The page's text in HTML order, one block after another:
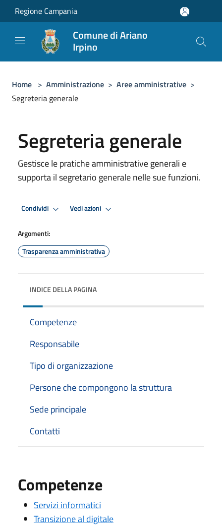
Salta al contenuto principale
Regione Campania
Comune di Ariano
Irpino
Home > Amministrazione > Aree amministrative >
Segreteria generale
Segreteria generale
Gestisce le pratiche amministrative generali e
supporta il segretario generale nelle sue funzioni.
Condividi Vedi azioni
Argomenti:
Trasparenza amministrativa
INDICE DELLA PAGINA
Competenze
Responsabile
Tipo di organizzazione
Persone che compongono la struttura
Sede principale
Contatti
Competenze
Servizi informatici
Transizione al digitale